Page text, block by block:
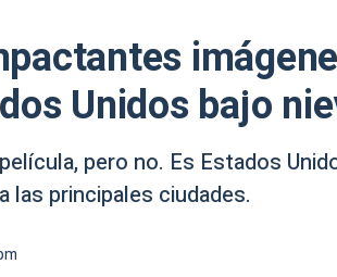
Unidos bajo
pero no. Es Estados
principales ciudades.